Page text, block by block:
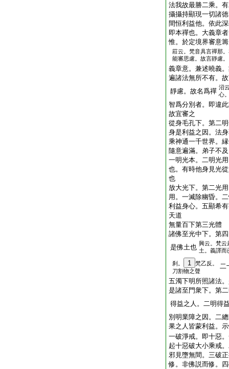
法我故最勝二乘。
攝攝持顯現一切諸
間恒利益他。依此
即本禪也。大義章
惟。於定境界審意
莊云。梵音具言禪那
能審思慮。故言靜慮
義章意。兼述曉義
遍諸法無所不有。
靜慮。故名爲禪 沼
心
智爲分別者。即違
故宜審之
從身毛孔下。第二
身是利益之因。法
乘神通一千世界。
隨意遍滿。弟子不
一明光本。二明光
也。有時他身見光
也
放大光下。第二光
用。一滅除幽昏。
利益身心。五顯希
天道
無量百下第三光體
諸佛至光中下。第
是佛土也 興云。梵云
土。義譯而
刹。 1
梵乙反。
刀割物之聲
二
五濁下明所照諸法
是諸至門衆下。第
得益之人。二明得
別明業障之因。二
果之人皆蒙利益。
一破淨戒。即十惡
起十惡破大小乘戒
邪見墮無間。三破
修。非佛説而修。